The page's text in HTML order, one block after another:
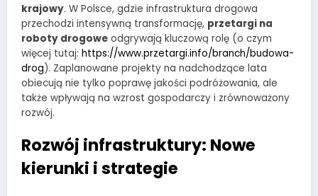
krajowy. W Polsce, gdzie infrastruktura drogowa
przechodzi intensywną transformację, przetargi na
roboty drogowe odgrywają kluczową rolę (o czym
więcej tutaj: https://www.przetargi.info/branch/budowa-
drog). Zaplanowane projekty na nadchodzące lata
obiecują nie tylko poprawę jakości podróżowania, ale
także wpływają na wzrost gospodarczy i zrównoważony
rozwój.
Rozwój infrastruktury: Nowe
kierunki i strategie